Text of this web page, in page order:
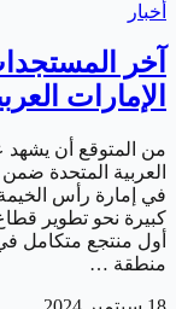
أخبار
آخر
الإمارات
في إمارة رأس
كبيرة نحو تطوير
أول منتجع متكامل
منطقة …